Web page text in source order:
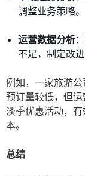
调整业务策略。
运营数据分析
不足，制定改进
例如，一家旅游
预订量较低，但
淡季优惠活动，
本。
总结